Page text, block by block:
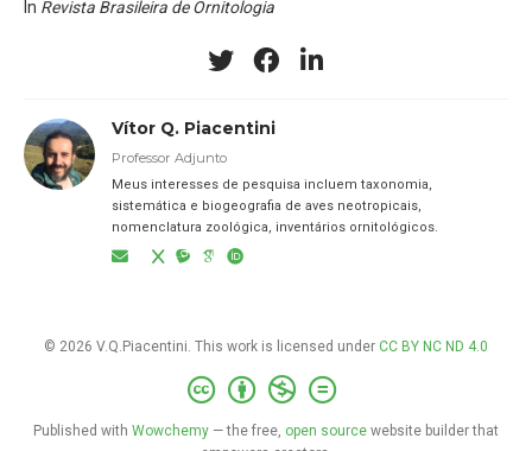
In Revista Brasileira de Ornitologia
Vítor Q. Piacentini
Professor Adjunto
Meus interesses de pesquisa incluem taxonomia,
sistemática e biogeografia de aves neotropicais,
nomenclatura zoológica, inventários ornitológicos.
© 2026 V.Q.Piacentini. This work is licensed under CC BY NC ND 4.0
Published with Wowchemy — the free, open source website builder that